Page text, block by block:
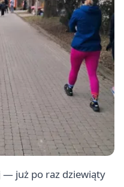
— już po raz dziewiąty